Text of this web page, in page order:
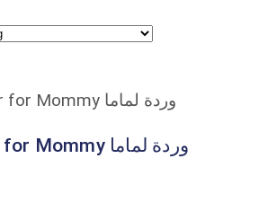
ADD TO CART
A Flower for Mommy وردة لماما